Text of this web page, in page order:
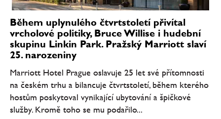
Během uplynulého čtvrtstoletí přivítal
vrcholové politiky, Bruce Willise i hudební
skupinu Linkin Park. Pražský Marriott slaví
25. narozeniny
Marriott Hotel Prague oslavuje 25 let své přítomnosti
na českém trhu a bilancuje čtvrtstoletí, během kterého
hostům poskytoval vynikající ubytování a špičkové
služby. Kromě toho se mu podařilo...